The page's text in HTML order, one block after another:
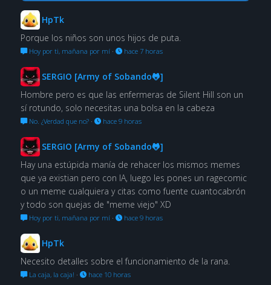
HpTk
Porque los niños son unos hijos de puta.
Hoy por ti, mañana por mí· hace 7 horas
SERGIO [Army of Sobando🐸]
Hombre pero es que las enfermeras de Silent Hill son un
sí rotundo, solo necesitas una bolsa en la cabeza
No. ¿Verdad que no?· hace 9 horas
SERGIO [Army of Sobando🐸]
Hay una estúpida manía de rehacer los mismos memes
que ya existian pero con IA, luego les pones un ragecomic
o un meme cualquiera y citas como fuente cuantocabrón
y todo son quejas de "meme viejo" XD
Hoy por ti, mañana por mí· hace 9 horas
HpTk
Necesito detalles sobre el funcionamiento de la rana.
La caja, la caja! · hace 10 horas